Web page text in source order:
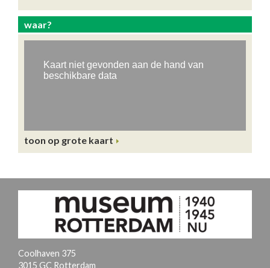
waar?
toon op grote kaart
Coolhaven 375
3015 GC Rotterdam